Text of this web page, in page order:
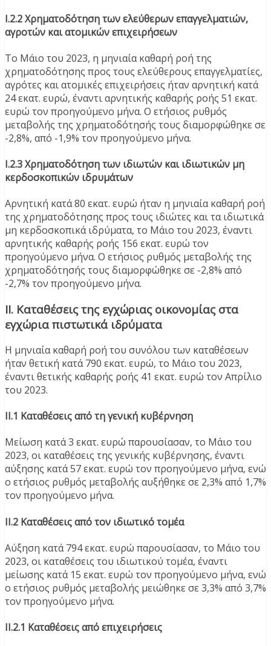
Ι.2.2 Χρηματοδότηση των ελεύθερων επαγγελματιών,
αγροτών και ατομικών επιχειρήσεων
Το Μάιο του 2023, η μηνιαία καθαρή ροή της
χρηματοδότησης προς τους ελεύθερους επαγγελματίες,
αγρότες και ατομικές επιχειρήσεις ήταν αρνητική κατά
24 εκατ. ευρώ, έναντι αρνητικής καθαρής ροής 51 εκατ.
ευρώ τον προηγούμενο μήνα. Ο ετήσιος ρυθμός
μεταβολής της χρηματοδότησής τους διαμορφώθηκε σε
-2,8%, από -1,9% τον προηγούμενο μήνα.
Ι.2.3 Χρηματοδότηση των ιδιωτών και ιδιωτικών μη
κερδοσκοπικών ιδρυμάτων
Αρνητική κατά 80 εκατ. ευρώ ήταν η μηνιαία καθαρή ροή
της χρηματοδότησης προς τους ιδιώτες και τα ιδιωτικά
μη κερδοσκοπικά ιδρύματα, το Μάιο του 2023, έναντι
αρνητικής καθαρής ροής 156 εκατ. ευρώ τον
προηγούμενο μήνα. Ο ετήσιος ρυθμός μεταβολής της
χρηματοδότησής τους διαμορφώθηκε σε -2,8% από
-2,7% τον προηγούμενο μήνα.
ΙΙ. Καταθέσεις της εγχώριας οικονομίας στα
εγχώρια πιστωτικά ιδρύματα
H μηνιαία καθαρή ροή του συνόλου των καταθέσεων
ήταν θετική κατά 790 εκατ. ευρώ, το Μάιο του 2023,
έναντι θετικής καθαρής ροής 41 εκατ. ευρώ τον Απρίλιο
του 2023.
ΙΙ.1 Καταθέσεις από τη γενική κυβέρνηση
Μείωση κατά 3 εκατ. ευρώ παρουσίασαν, το Μάιο του
2023, οι καταθέσεις της γενικής κυβέρνησης, έναντι
αύξησης κατά 57 εκατ. ευρώ τον προηγούμενο μήνα, ενώ
ο ετήσιος ρυθμός μεταβολής αυξήθηκε σε 2,3% από 1,7%
τον προηγούμενο μήνα.
ΙΙ.2 Καταθέσεις από τον ιδιωτικό τομέα
Αύξηση κατά 794 εκατ. ευρώ παρουσίασαν, το Μάιο του
2023, οι καταθέσεις του ιδιωτικού τομέα, έναντι
μείωσης κατά 15 εκατ. ευρώ τον προηγούμενο μήνα, ενώ
ο ετήσιος ρυθμός μεταβολής μειώθηκε σε 3,3% από 3,7%
τον προηγούμενο μήνα.
ΙΙ.2.1 Καταθέσεις από επιχειρήσεις